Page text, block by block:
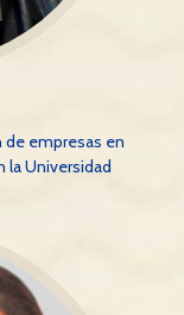
de empresas en
la Universidad